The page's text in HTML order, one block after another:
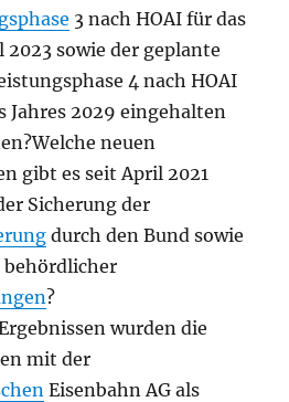
3 nach HOAI für das
sowie der geplante
4 nach HOAI
Jahres 2029 eingehalten
neuen
gibt es seit April 2021
Sicherung der
durch den Bund sowie
?
wurden die
mit der
Eisenbahn AG als